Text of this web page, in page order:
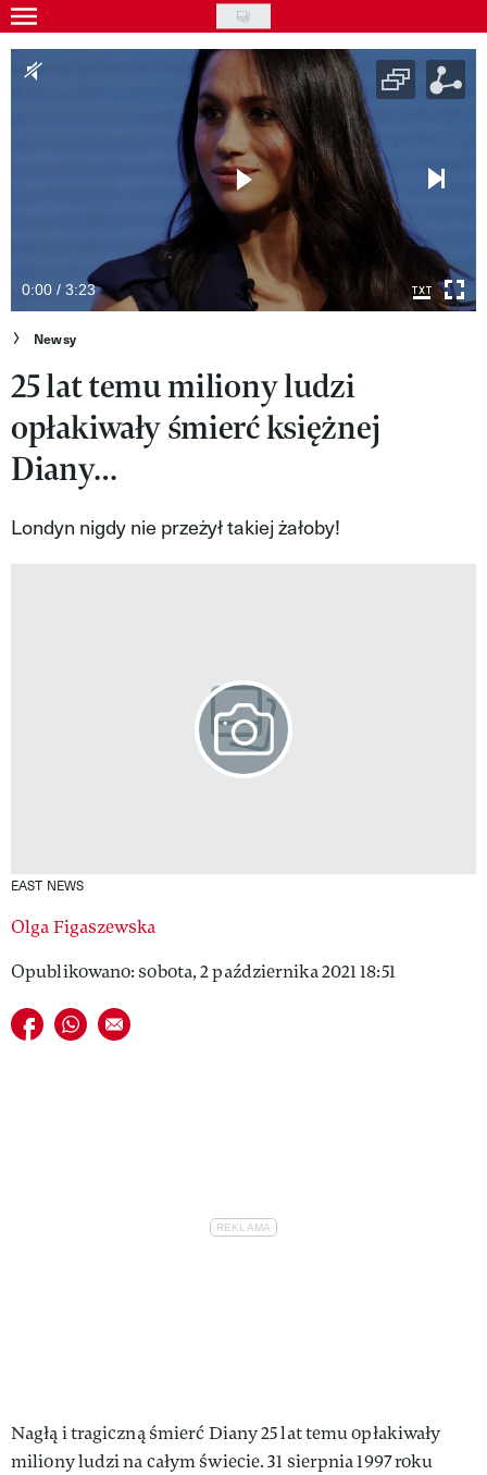
Skip
to
main
Gwiazdy
Kultura
Wideo
Nasze akcje
VIVA!ART
VIVA!MODA
0:00 / 3:23
Newsy
25 lat temu miliony ludzi
opłakiwały śmierć księżnej
Diany…
Londyn nigdy nie przeżył takiej żałoby!
EAST NEWS
Olga Figaszewska
Opublikowano: sobota, 2 października 2021 18:51
Udostępnij na facebook
Udostępnij na whatsapp
E-mail do przyjaciela
Nagłą i tragiczną śmierć Diany 25 lat temu opłakiwały
miliony ludzi na całym świecie. 31 sierpnia 1997 roku